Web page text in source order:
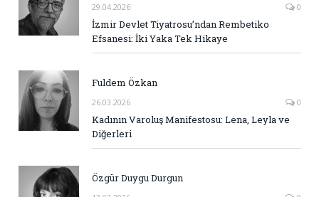
29.04.2026 0
İzmir Devlet Tiyatrosu’ndan Rembetiko
Efsanesi: İki Yaka Tek Hikaye
Fuldem Özkan
26.03.2026 0
Kadının Varoluş Manifestosu: Lena, Leyla ve
Diğerleri
Özgür Duygu Durgun